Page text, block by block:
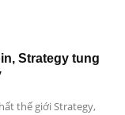
Strategy tung
thế giới Strategy,